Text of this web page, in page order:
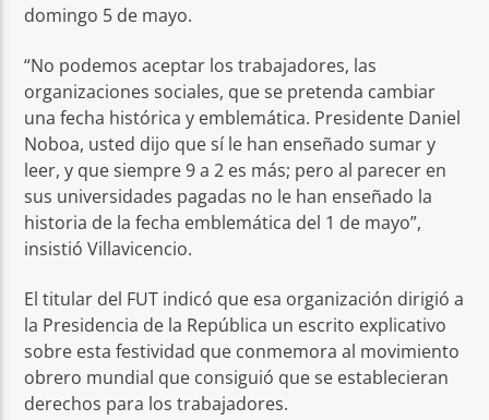
domingo 5 de mayo.
“No podemos aceptar los trabajadores, las
organizaciones sociales, que se pretenda cambiar
una fecha histórica y emblemática. Presidente Daniel
Noboa, usted dijo que sí le han enseñado sumar y
leer, y que siempre 9 a 2 es más; pero al parecer en
sus universidades pagadas no le han enseñado la
historia de la fecha emblemática del 1 de mayo”,
insistió Villavicencio.
El titular del FUT indicó que esa organización dirigió a
la Presidencia de la República un escrito explicativo
sobre esta festividad que conmemora al movimiento
obrero mundial que consiguió que se establecieran
derechos para los trabajadores.